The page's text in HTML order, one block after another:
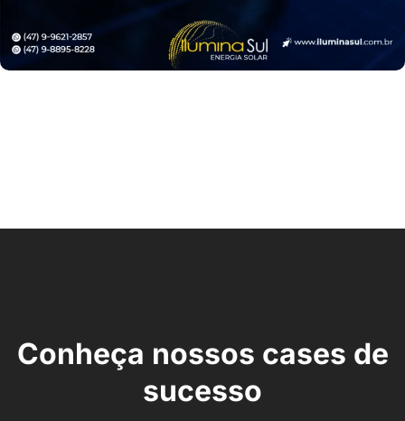
Conheça nossos cases de
sucesso